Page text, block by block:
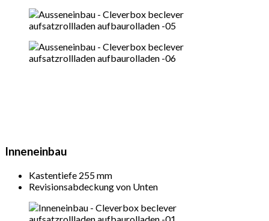
Inneneinbau
Kastentiefe 255 mm
Revisionsabdeckung von Unten